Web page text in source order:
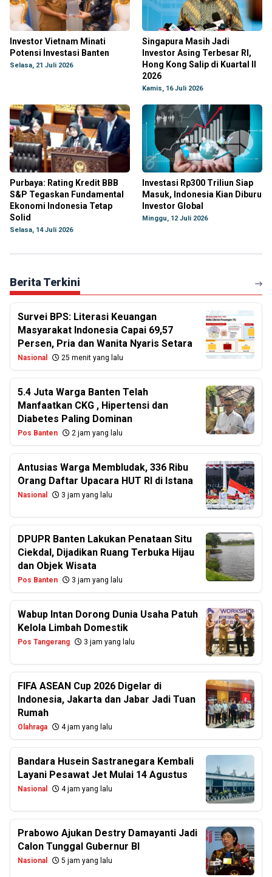
Investor Vietnam Minati
Potensi Investasi Banten
Selasa, 21 Juli 2026
Singapura Masih Jadi
Investor Asing Terbesar RI,
Hong Kong Salip di Kuartal II
2026
Kamis, 16 Juli 2026
Purbaya: Rating Kredit BBB
S&P Tegaskan Fundamental
Ekonomi Indonesia Tetap
Solid
Selasa, 14 Juli 2026
Investasi Rp300 Triliun Siap
Masuk, Indonesia Kian Diburu
Investor Global
Minggu, 12 Juli 2026
Berita Terkini
Survei BPS: Literasi Keuangan
Masyarakat Indonesia Capai 69,57
Persen, Pria dan Wanita Nyaris Setara
Nasional 25 menit yang lalu
5.4 Juta Warga Banten Telah
Manfaatkan CKG , Hipertensi dan
Diabetes Paling Dominan
Pos Banten 2 jam yang lalu
Antusias Warga Membludak, 336 Ribu
Orang Daftar Upacara HUT RI di Istana
Nasional 3 jam yang lalu
DPUPR Banten Lakukan Penataan Situ
Ciekdal, Dijadikan Ruang Terbuka Hijau
dan Objek Wisata
Pos Banten 3 jam yang lalu
Wabup Intan Dorong Dunia Usaha Patuh
Kelola Limbah Domestik
Pos Tangerang 3 jam yang lalu
FIFA ASEAN Cup 2026 Digelar di
Indonesia, Jakarta dan Jabar Jadi Tuan
Rumah
Olahraga 4 jam yang lalu
Bandara Husein Sastranegara Kembali
Layani Pesawat Jet Mulai 14 Agustus
Nasional 4 jam yang lalu
Prabowo Ajukan Destry Damayanti Jadi
Calon Tunggal Gubernur BI
Nasional 5 jam yang lalu